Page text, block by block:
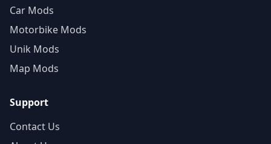
Car Mods
Motorbike Mods
Unik Mods
Map Mods
Support
Contact Us